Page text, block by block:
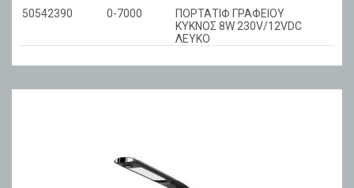
50542390 0-7000
ΠΟΡΤΑΤΙΦ ΓΡΑΦΕΙΟΥ
ΚΥΚΝΟΣ 8W 230V/12VDC
ΛΕΥΚΟ